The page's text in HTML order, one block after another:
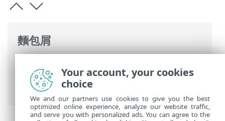
麵包屑
ESET PROTECT>ESET PROTECT 主功能表>
電腦> 從管理移除電腦
Your account, your cookies
choice
We and our partners use cookies to give you the best
optimized online experience, analyze our website traffic,
and serve you with personalized ads. You can agree to the